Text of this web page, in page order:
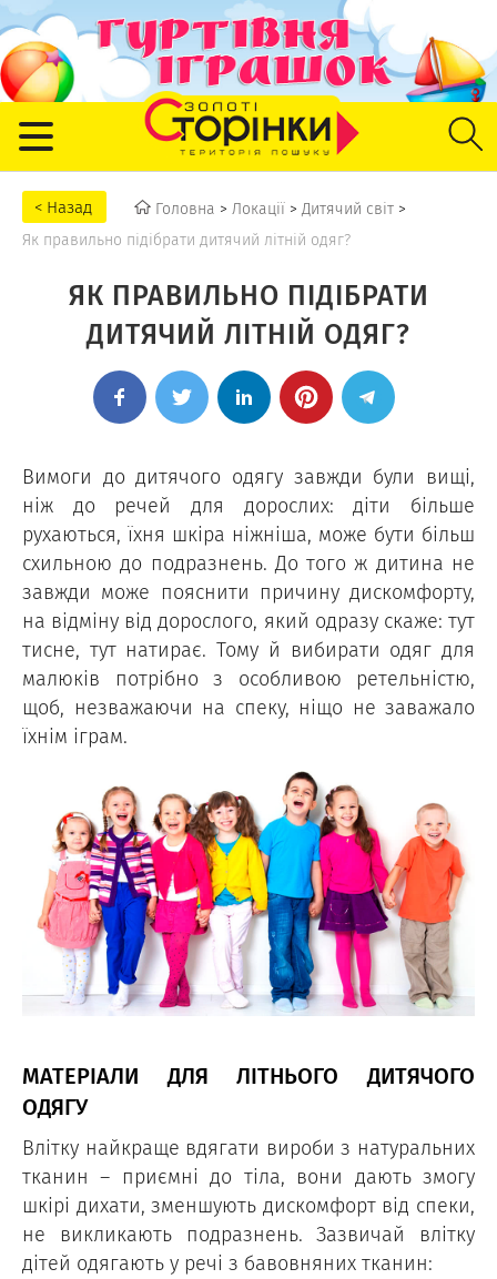
Головна > Локації > Дитячий світ >
Як правильно підібрати дитячий літній одяг?
ЯК ПРАВИЛЬНО ПІДІБРАТИ
ДИТЯЧИЙ ЛІТНІЙ ОДЯГ?
Вимоги до дитячого одягу завжди були вищі,
ніж до речей для дорослих: діти більше
рухаються, їхня шкіра ніжніша, може бути більш
схильною до подразнень. До того ж дитина не
завжди може пояснити причину дискомфорту,
на відміну від дорослого, який одразу скаже: тут
тисне, тут натирає. Тому й вибирати одяг для
малюків потрібно з особливою ретельністю,
щоб, незважаючи на спеку, ніщо не заважало
їхнім іграм.
МАТЕРІАЛИ ДЛЯ ЛІТНЬОГО ДИТЯЧОГО
ОДЯГУ
Влітку найкраще вдягати вироби з натуральних
тканин – приємні до тіла, вони дають змогу
шкірі дихати, зменшують дискомфорт від спеки,
не викликають подразнень. Зазвичай влітку
дітей одягають у речі з бавовняних тканин: